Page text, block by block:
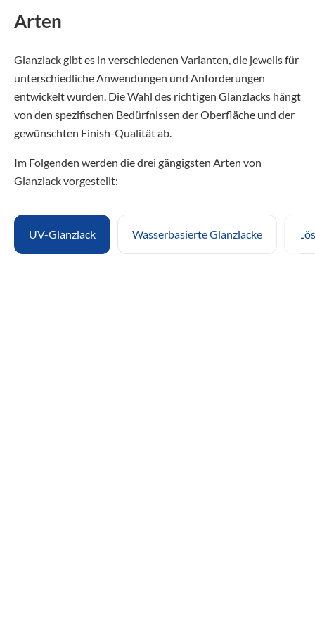
Arten
Glanzlack gibt es in verschiedenen Varianten, die jeweils für
unterschiedliche Anwendungen und Anforderungen
entwickelt wurden. Die Wahl des richtigen Glanzlacks hängt
von den spezifischen Bedürfnissen der Oberfläche und der
gewünschten Finish-Qualität ab.
Im Folgenden werden die drei gängigsten Arten von
Glanzlack vorgestellt:
UV-Glanzlack Wasserbasierte Glanzlacke